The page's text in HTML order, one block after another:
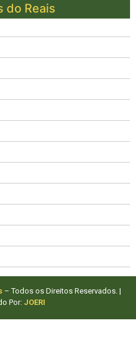
do Reais
– Todos os Direitos Reservados. |
Por: JOERI